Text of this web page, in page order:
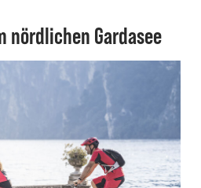
nördlichen Gardasee